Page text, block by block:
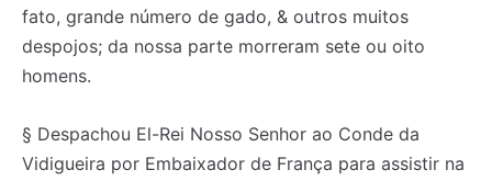
fato, grande número de gado, & outros muitos
despojos; da nossa parte morreram sete ou oito
homens.
§ Despachou El-Rei Nosso Senhor ao Conde da
Vidigueira por Embaixador de França para assistir na